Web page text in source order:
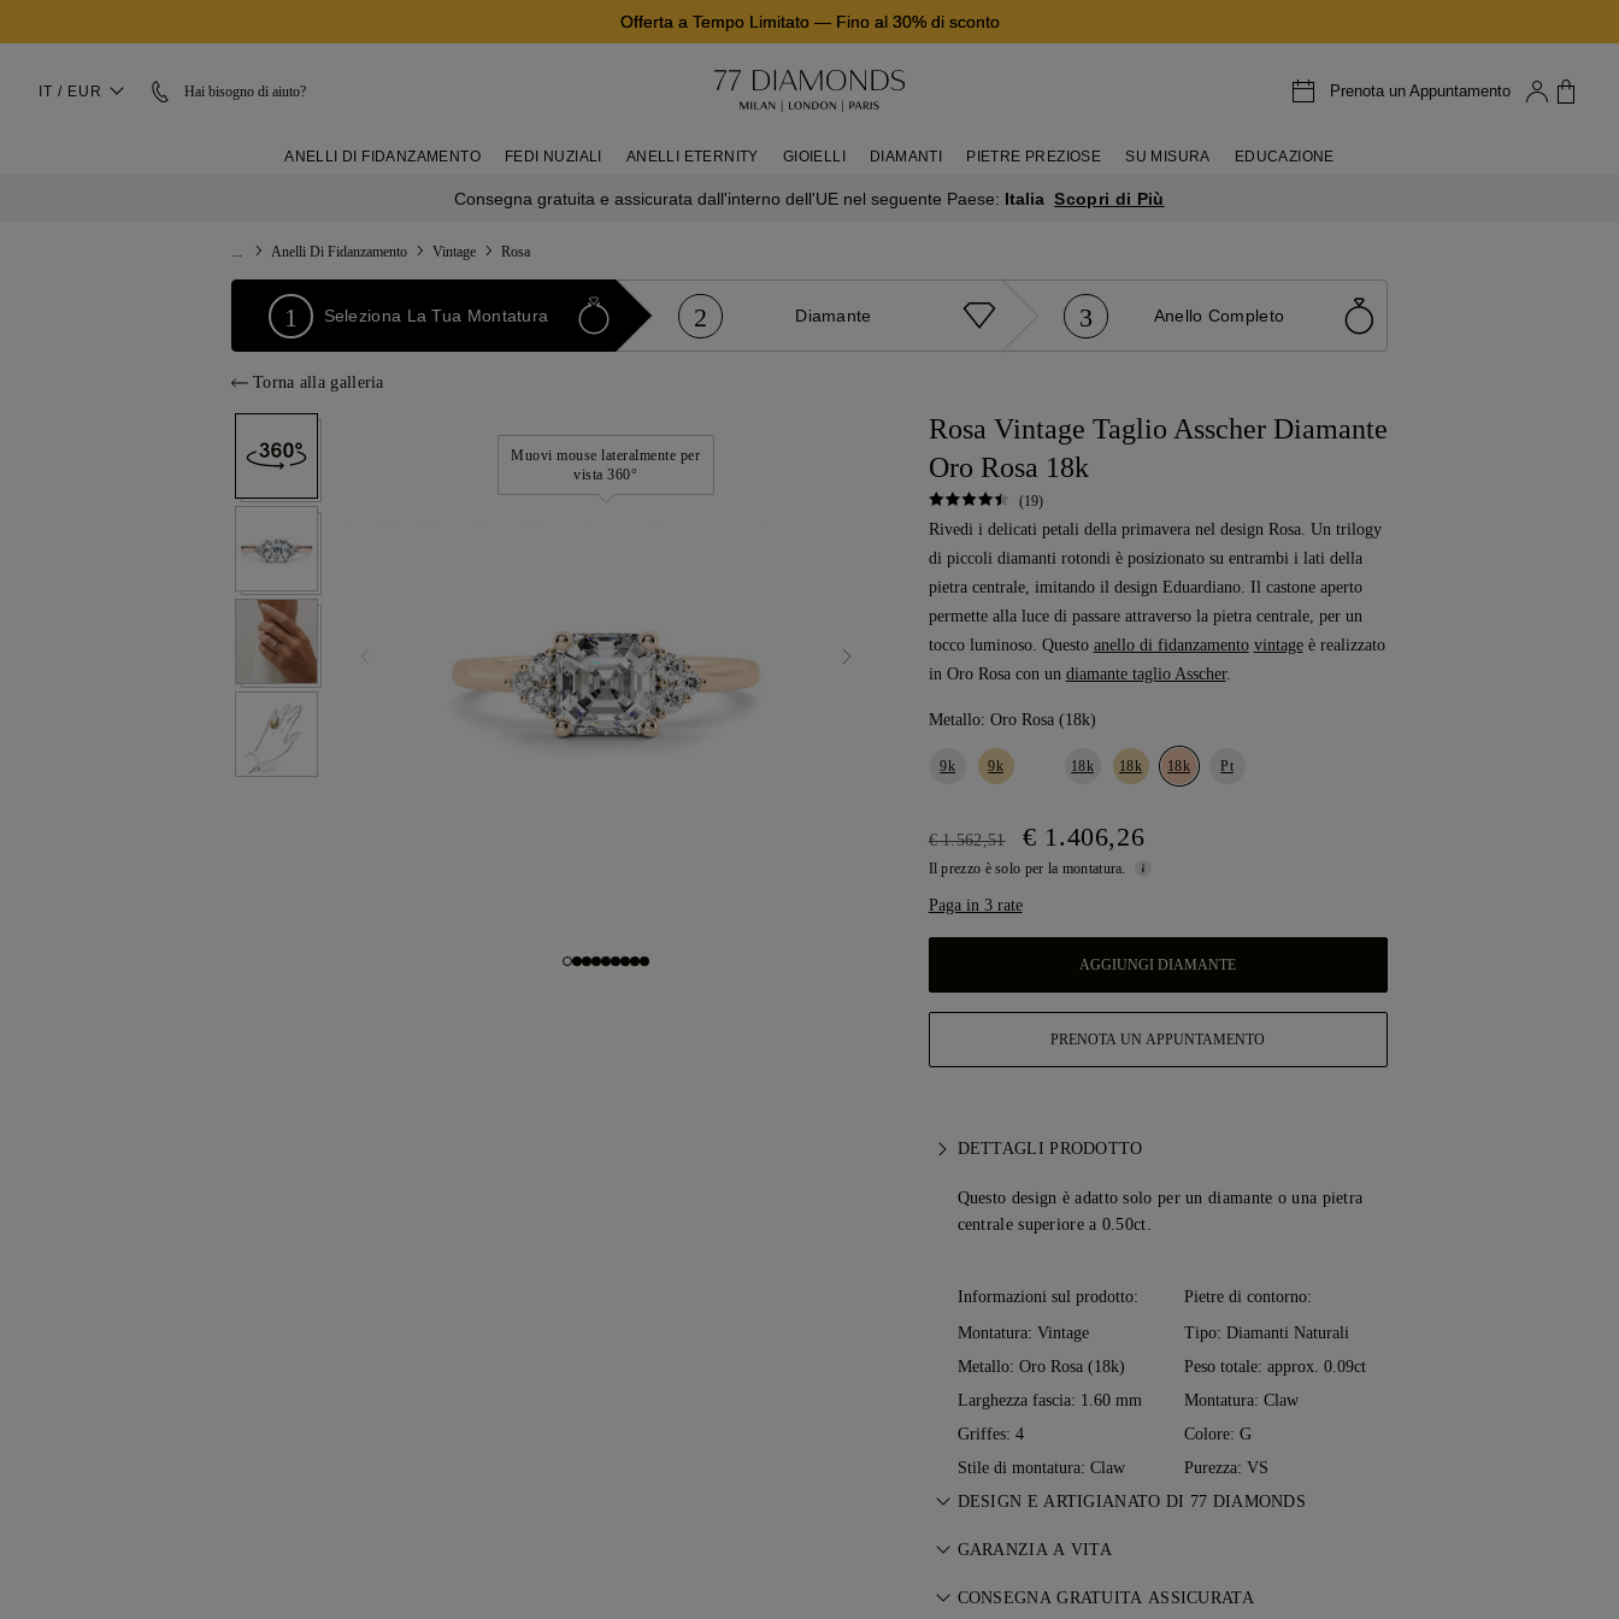
Offerta a Tempo Limitato— Fino al 30% di sconto
IT / EUR Hai bisogno di aiuto? Prenota un Appuntamento
ANELLI DI FIDANZAMENTO FEDI NUZIALI ANELLI ETERNITY GIOIELLI DIAMANTI PIETRE PREZIOSE SU MISURA EDUCAZIONE
Consegna gratuita e assicurata dall'interno dell'UE nel seguente Paese: Italia Scopri di Più
Anelli Di Fidanzamento Vintage Rosa
1 Seleziona La Tua Montatura 2 Diamante 3 Anello Completo
Torna alla galleria
Muovi mouse lateralmente per
vista 360°
Rosa Vintage Taglio Asscher Diamante
Oro Rosa 18k
(19)
Rivedi i delicati petali della primavera nel design Rosa. Un trilogy
di piccoli diamanti rotondi è posizionato su entrambi i lati della
pietra centrale, imitando il design Eduardiano. Il castone aperto
permette alla luce di passare attraverso la pietra centrale, per un
tocco luminoso. Questo anello di fidanzamento vintageè realizzato
in Oro Rosa con un diamante taglio Asscher.
Metallo: Oro Rosa (18k)
9k 9k 18k 18k 18k Pt
€ 1.562,51 € 1.406,26
Il prezzo è solo per la montatura.
Paga in 3 rate
AGGIUNGI DIAMANTE
PRENOTA UN APPUNTAMENTO
DETTAGLI PRODOTTO
Questo design è adatto solo per un diamante o una pietra
centrale superiore a 0.50ct.
Informazioni sul prodotto:
Montatura: Vintage
Metallo: Oro Rosa (18k)
Larghezza fascia: 1.60 mm
Griffes: 4
Stile di montatura: Claw
Pietre di contorno:
Tipo: Diamanti Naturali
Peso totale: approx. 0.09ct
Montatura: Claw
Colore: G
Purezza: VS
DESIGN E ARTIGIANATO DI 77 DIAMONDS
L’arte del racconto prende forma, un gioiello alla volta,
GARANZIA A VITA
Con ogni acquisto da 77 Diamonds ricevi una garanzia
CONSEGNA GRATUITA ASSICURATA